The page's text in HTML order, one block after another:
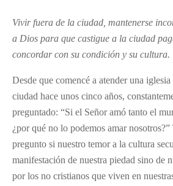
Vivir fuera de la ciudad, mantenerse
a Dios para que castigue a la ciudad
concordar con su condición y su cultura.
Desde que comencé a atender una
ciudad hace unos cinco años,
preguntado: “Si el Señor amó tanto el
¿por qué no lo podemos amar
pregunto si nuestro temor a la cultura
manifestación de nuestra piedad sino de
por los no cristianos que viven en